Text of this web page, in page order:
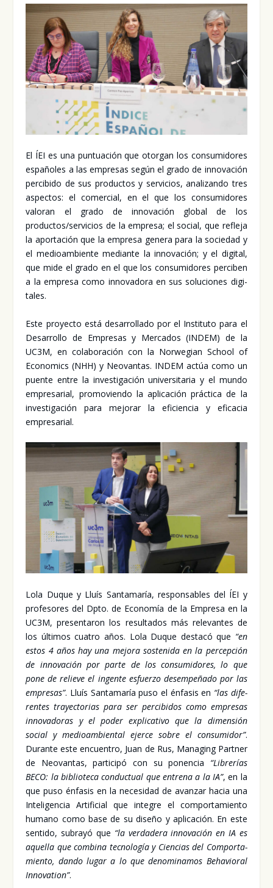
El ÍEI es una pun­tua­ción que otor­gan los con­su­mi­do­res
espa­ño­les a las empre­sas según el gra­do de inno­va­ción
per­ci­bi­do de sus pro­duc­tos y ser­vi­cios, ana­li­zan­do tres
aspec­tos: el comer­cial, en el que los con­su­mi­do­res
valo­ran el gra­do de inno­va­ción glo­bal de los
productos/servicios de la empre­sa; el social, que refle­ja
la apor­ta­ción que la empre­sa gene­ra para la socie­dad y
el medioam­bien­te median­te la inno­va­ción; y el digi­tal,
que mide el gra­do en el que los con­su­mi­do­res per­ci­ben
a la empre­sa como inno­va­do­ra en sus solu­cio­nes digi­
ta­les.
Este pro­yec­to está desa­rro­lla­do por el Ins­ti­tu­to para el
Desa­rro­llo de Empre­sas y Mer­ca­dos (INDEM) de la
UC3M, en cola­bo­ra­ción con la Nor­we­gian School of
Eco­no­mics (NHH) y Neo­van­tas. INDEM actúa como un
puen­te entre la inves­ti­ga­ción uni­ver­si­ta­ria y el mun­do
empre­sa­rial, pro­mo­vien­do la apli­ca­ción prác­ti­ca de la
inves­ti­ga­ción para mejo­rar la efi­cien­cia y efi­ca­cia
empre­sa­rial.
Lola Duque y Lluís San­ta­ma­ría, res­pon­sa­bles del ÍEI y
pro­fe­so­res del Dpto. de Eco­no­mía de la Empre­sa en la
UC3M, pre­sen­ta­ron los resul­ta­dos más rele­van­tes de
los últi­mos cua­tro años. Lola Duque des­ta­có que “en
estos 4 años hay una mejo­ra sos­te­ni­da en la per­cep­ción
de inno­va­ción por par­te de los con­su­mi­do­res, lo que
pone de relie­ve el ingen­te esfuer­zo desem­pe­ña­do por las
empre­sas”. Lluís San­ta­ma­ría puso el énfa­sis en “las dife­
ren­tes tra­yec­to­rias para ser per­ci­bi­dos como empre­sas
inno­va­do­ras y el poder expli­ca­ti­vo que la dimen­sión
social y medioam­bien­tal ejer­ce sobre el con­su­mi­dor”.
Duran­te este encuen­tro, Juan de Rus, Mana­ging Part­ner
de Neo­van­tas, par­ti­ci­pó con su ponen­cia “Libre­rías
BECO: la biblio­te­ca con­duc­tual que entre­na a la IA”, en la
que puso énfa­sis en la nece­si­dad de avan­zar hacia una
Inte­li­gen­cia Arti­fi­cial que inte­gre el com­por­ta­mien­to
humano como base de su dise­ño y apli­ca­ción. En este
sen­ti­do, sub­ra­yó que “la ver­da­de­ra inno­va­ción en IA es
aque­lla que com­bi­na tec­no­lo­gía y Cien­cias del Com­por­ta­
mien­to, dan­do lugar a lo que deno­mi­na­mos Beha­vio­ral
Inno­va­tion”.